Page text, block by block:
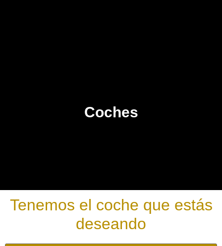
Coches
Tenemos el coche que estás
deseando